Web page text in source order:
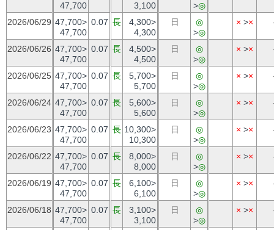
47,700
3,100
>◎
2026/06/29 47,700>
47,700
0.07 長
4,300>
4,300
日
◎
>◎
× >×
2026/06/26 47,700>
47,700
0.07 長
4,500>
4,500
日
◎
>◎
× >×
2026/06/25 47,700>
47,700
0.07 長
5,700>
5,700
日
◎
>◎
× >×
2026/06/24 47,700>
47,700
0.07 長
5,600>
5,600
日
◎
>◎
× >×
2026/06/23 47,700>
47,700
0.07 長 10,300>
10,300
日
◎
>◎
× >×
2026/06/22 47,700>
47,700
0.07 長
8,000>
8,000
日
◎
>◎
× >×
2026/06/19 47,700>
47,700
0.07 長
6,100>
6,100
日
◎
>◎
× >×
2026/06/18 47,700>
47,700
0.07 長
3,100>
3,100
日
◎
>◎
× >×